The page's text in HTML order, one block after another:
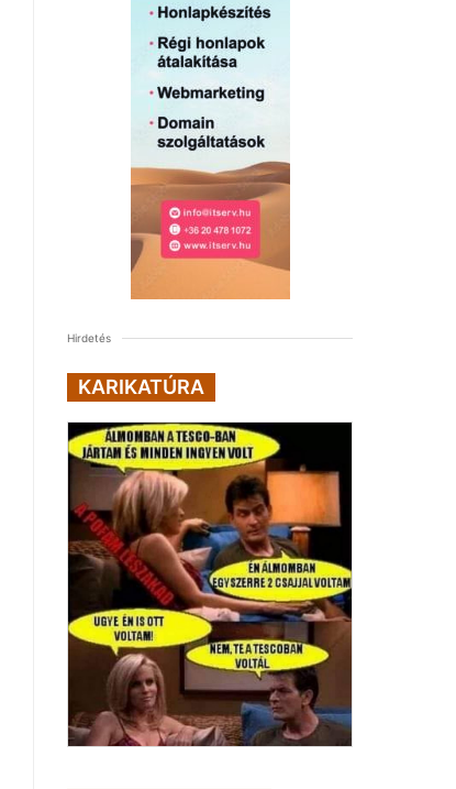
Hirdetés
KARIKATÚRA